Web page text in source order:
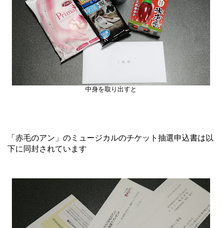
中身を取り出すと
「赤毛のアン」のミュージカルのチケット抽選申込書は以
下に同封されています